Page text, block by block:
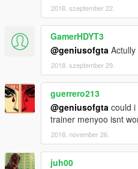
2018. szeptember 22.
GamerHDYT3
@geniusofgta
2018. szeptember 29.
guerrero213
@geniusofgta could
trainer menyoo isnt
2018. november 26.
juh00